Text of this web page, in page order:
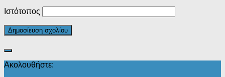
Ιστότοπος
Ακολουθήστε: